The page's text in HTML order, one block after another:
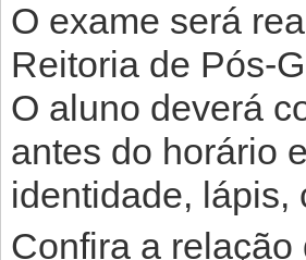
O exame será
Reitoria de Pós-
O aluno deverá
antes do horário
identidade, lápis,
Confira a